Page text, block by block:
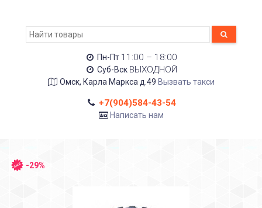
Пн-Пт 11:00 – 18:00
Суб-Вск ВЫХОДНОЙ
Омск, Карла Маркса д.49 Вызвать такси
+7(904)584-43-54
Написать нам
-29%